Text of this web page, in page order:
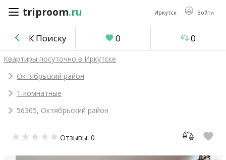
triproom.ru Иркутск Войти
triproom .ru
Российский
Войти / Зарегистрироваться
объявление
К Поиску 0 0
Квартиры посуточно в Иркутске
Октябрьский район
1-комнатные
56305, Октябрьский район
Отзывы: 0